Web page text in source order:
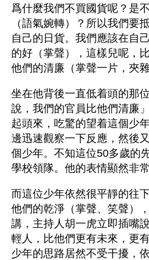
爲什麼我們不買國貨呢？是
（語氣婉轉）？所以我們要
自己的日貨。我們應該在自
的好（掌聲），這樣兒呢，
他們的清廉（掌聲一片，夾
坐在他背後一直低着頭的那
說，我們的官員比他們清廉
起頭來，吃驚的望着這個少
邊迅速觀察一下反應，然後
個少年。不知這位50多歲的
學校領隊。他的表情顯然非常
而這位少年依然很平靜的往
他們的乾淨（掌聲、笑聲）
講，主持人胡一虎立即插嘴
輕人，比他們更有未來，更
少年的思路居然不受干擾，